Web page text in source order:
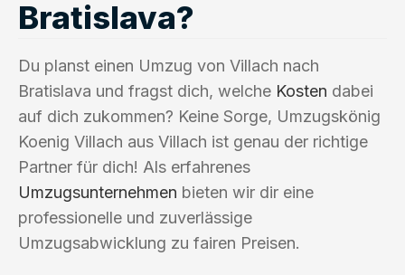
Bratislava?
Du planst einen Umzug von Villach nach
Bratislava und fragst dich, welche Kosten dabei
auf dich zukommen? Keine Sorge, Umzugskönig
Koenig Villach aus Villach ist genau der richtige
Partner für dich! Als erfahrenes
Umzugsunternehmen bieten wir dir eine
professionelle und zuverlässige
Umzugsabwicklung zu fairen Preisen.